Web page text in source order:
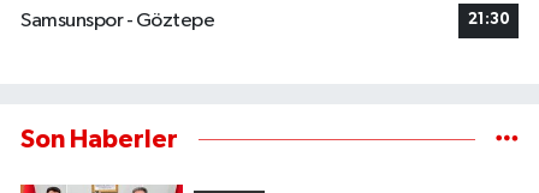
Samsunspor - Göztepe
21:30
Son Haberler